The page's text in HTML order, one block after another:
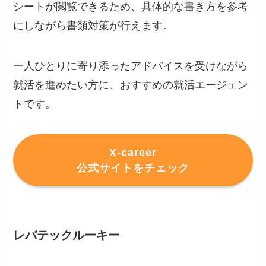
シートが閲覧できるため、具体的な書き方を参考
にしながら書類対策が行えます。
一人ひとりに寄り添ったアドバイスを受けながら
就活を進めたい方に、おすすめの就活エージェン
トです。
X-career
公式サイトをチェック
レバテックルーキー